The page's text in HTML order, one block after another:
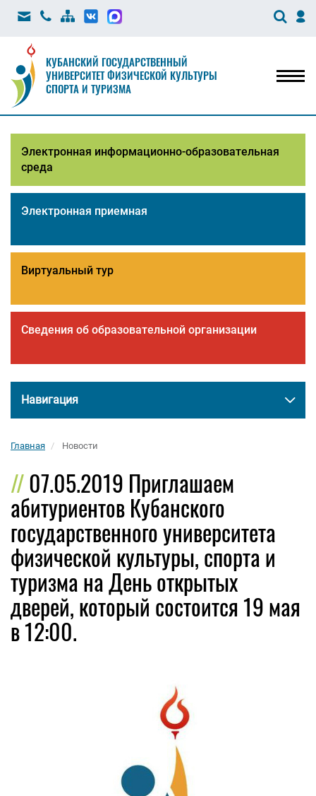
КУБАНСКИЙ ГОСУДАРСТВЕННЫЙ
УНИВЕРСИТЕТ ФИЗИЧЕСКОЙ КУЛЬТУРЫ
СПОРТА И ТУРИЗМА
Электронная информационно-образовательная
среда
Электронная приемная
Виртуальный тур
Сведения об образовательной организации
Навигация
Главная Новости
07.05.2019 Приглашаем
абитуриентов Кубанского
государственного университета
физической культуры, спорта и
туризма на День открытых
дверей, который состоится 19 мая
в 12:00.